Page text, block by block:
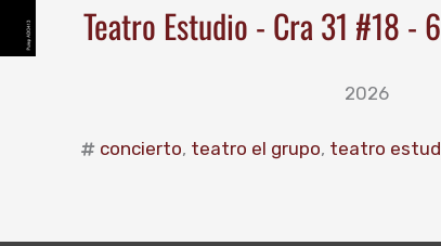
Teatro Estudio - Cra 31 #18 -
2026
concierto, teatro el grupo, teatro